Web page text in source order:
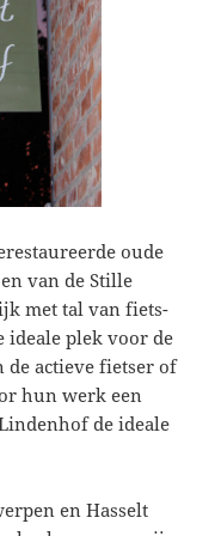
oude
van de Stille
met tal van fiets-
ideale plek voor de
actieve fietser of
hun werk een
de ideale
en Hasselt